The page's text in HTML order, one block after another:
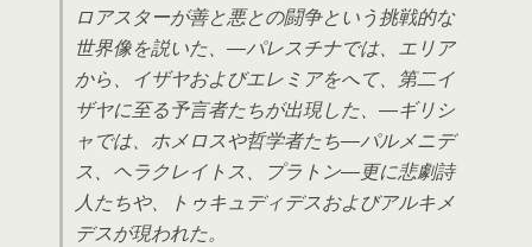
ロアスターが善と悪との闘争という挑戦的な
世界像を説いた、―パレスチナでは、エリア
から、イザヤおよびエレミアをへて、第二イ
ザヤに至る予言者たちが出現した、―ギリシ
ャでは、ホメロスや哲学者たち―パルメニデ
ス、ヘラクレイトス、プラトン―更に悲劇詩
人たちや、トゥキュディデスおよびアルキメ
デスが現われた。